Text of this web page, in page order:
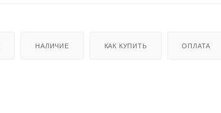
НАЛИЧИЕ КАК КУПИТЬ ОПЛАТА